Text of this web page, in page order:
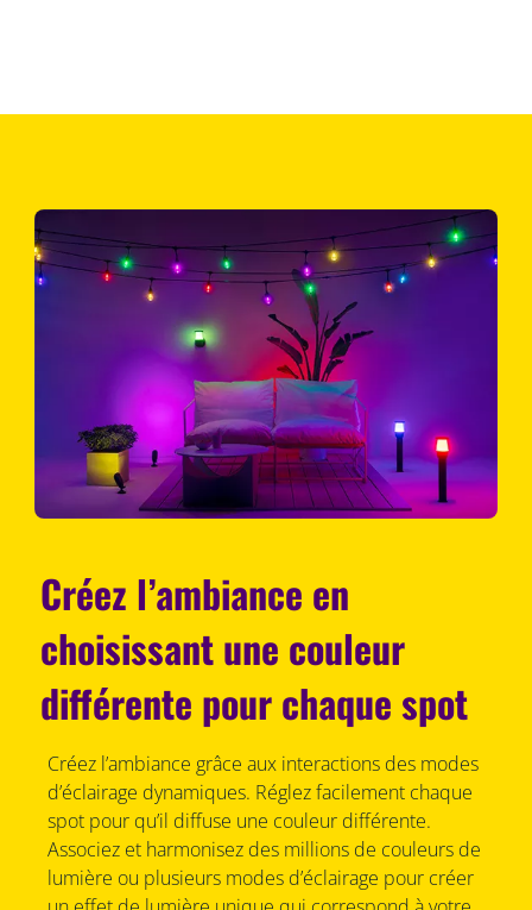
Créez l’ambiance en
choisissant une couleur
différente pour chaque spot
Créez l’ambiance grâce aux interactions des modes
d’éclairage dynamiques. Réglez facilement chaque
spot pour qu’il diffuse une couleur différente.
Associez et harmonisez des millions de couleurs de
lumière ou plusieurs modes d’éclairage pour créer